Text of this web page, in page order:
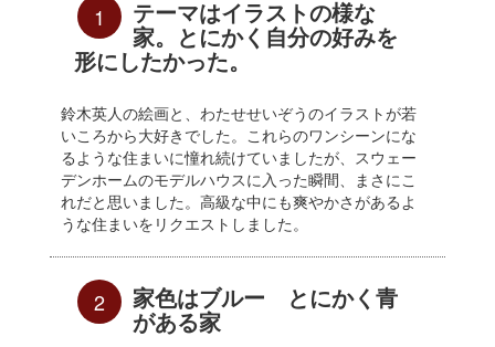
1
テーマはイラストの様な
家。とにかく自分の好みを
形にしたかった。
鈴木英人の絵画と、わたせせいぞうのイラストが若
いころから大好きでした。これらのワンシーンにな
るような住まいに憧れ続けていましたが、スウェー
デンホームのモデルハウスに入った瞬間、まさにこ
れだと思いました。高級な中にも爽やかさがあるよ
うな住まいをリクエストしました。
2
家色はブルー とにかく青
がある家